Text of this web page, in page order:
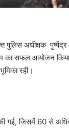
पुलिस अधीक्षक
का सफल आयोजन
रही।
की गई, जिसमें 60 से